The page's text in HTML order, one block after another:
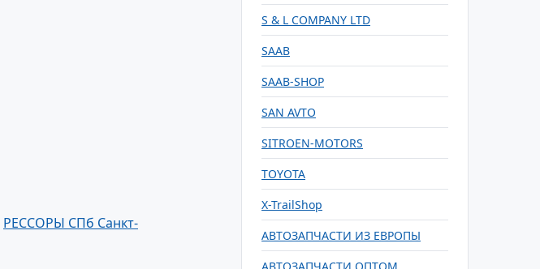
РЕССОРЫ СПб Санкт-
S & L COMPANY LTD
SAAB
SAAB-SHOP
SAN AVTO
SITROEN-MOTORS
TOYOTA
X-TrailShop
АВТОЗАПЧАСТИ ИЗ ЕВРОПЫ